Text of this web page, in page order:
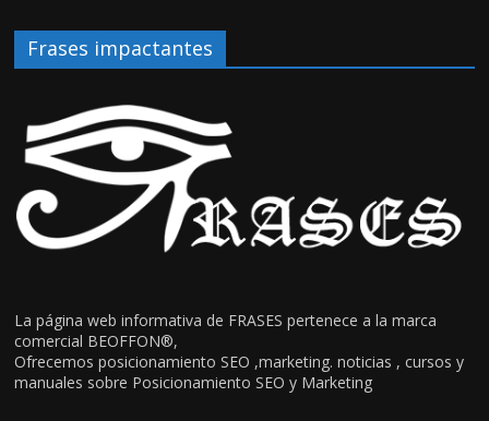
Frases impactantes
La página web informativa de FRASES pertenece a la marca
comercial BEOFFON®,
Ofrecemos posicionamiento SEO ,marketing. noticias , cursos y
manuales sobre Posicionamiento SEO y Marketing